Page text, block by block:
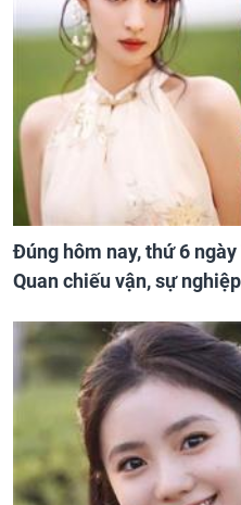
Đúng hôm nay, thứ 6
Quan chiếu vận, sự